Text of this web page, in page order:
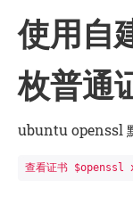
使用自
枚普通
ubuntu openssl
查看证书